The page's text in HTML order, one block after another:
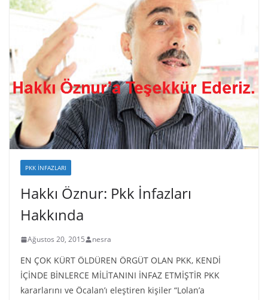
PKK İNFAZLARI
Hakkı Öznur: Pkk İnfazları
Hakkında
Ağustos 20, 2015 nesra
EN ÇOK KÜRT ÖLDÜREN ÖRGÜT OLAN PKK, KENDİ
İÇİNDE BİNLERCE MİLİTANINI İNFAZ ETMİŞTİR PKK
kararlarını ve Öcalan’ı eleştiren kişiler “Lolan’a